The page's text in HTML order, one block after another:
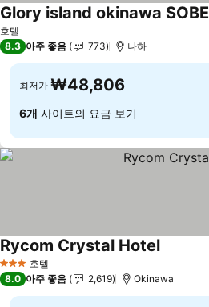
호텔
Glory island okinawa SOBE
8.3 아주 좋음 773 나하
최저가 ₩48,806
6개 사이트의 요금 보기
3 성급 호텔
Rycom Crystal Hotel
8.0 아주 좋음 2,619 Okinawa